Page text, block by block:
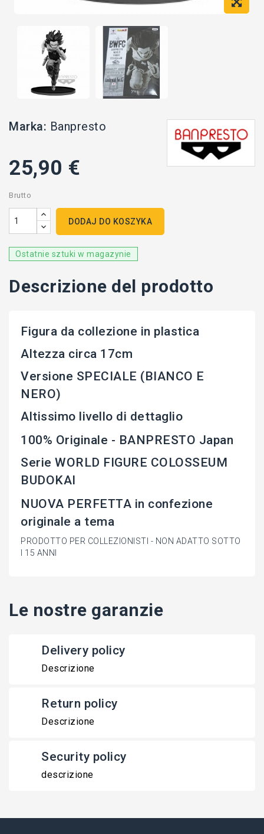
Marka: Banpresto
25,90 €
Brutto
DODAJ DO KOSZYKA
Ostatnie sztuki w magazynie
Descrizione del prodotto
Figura da collezione in plastica
Altezza circa 17cm
Versione SPECIALE (BIANCO E
NERO)
Altissimo livello di dettaglio
100% Originale - BANPRESTO Japan
Serie WORLD FIGURE COLOSSEUM
BUDOKAI
NUOVA PERFETTA in confezione
originale a tema
PRODOTTO PER COLLEZIONISTI - NON ADATTO SOTTO
I 15 ANNI
Le nostre garanzie
Delivery policy
Descrizione
Return policy
Descrizione
Security policy
descrizione